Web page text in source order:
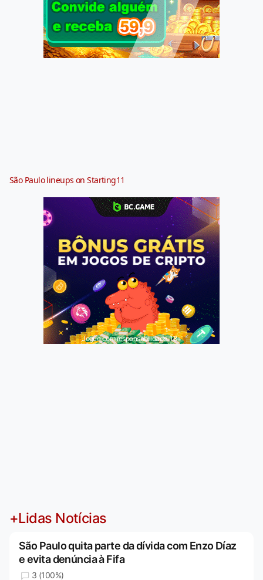
São Paulo lineups on Starting11
Jogue com responsabilidade. 18+
+Lidas Notícias
São Paulo quita parte da dívida com Enzo Díaz
e evita denúncia à Fifa
3 (100%)